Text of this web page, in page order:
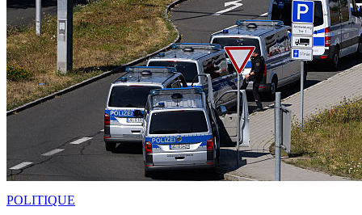
POLITIQUE